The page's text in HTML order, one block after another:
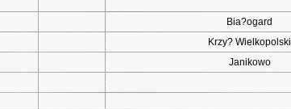
Bia?ogard
Krzy? Wielkopolski
Janikowo